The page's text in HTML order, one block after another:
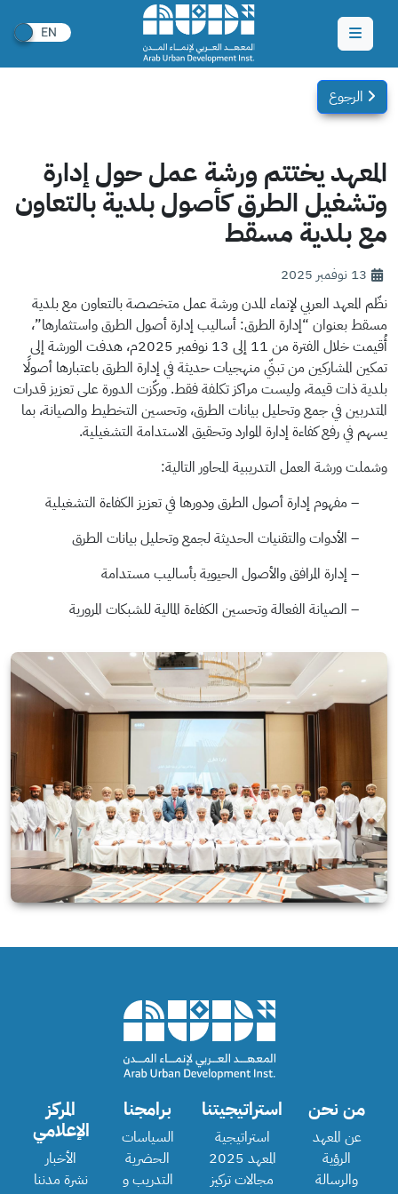
الرجوع
المعهد يختتم ورشة عمل حول إدارة
وتشغيل الطرق كأصول بلدية بالتعاون
مع بلدية مسقط
13 نوفمبر 2025
نظّم المعهد العربي لإنماء المدن ورشة عمل متخصصة بالتعاون مع بلدية
مسقط بعنوان “إدارة الطرق: أساليب إدارة أصول الطرق واستثمارها”،
أُقيمت خلال الفترة من 11 إلى 13 نوفمبر 2025م، هدفت الورشة إلى
تمكين المشاركين من تبنّي منهجيات حديثة في إدارة الطرق باعتبارها أصولًا
بلدية ذات قيمة، وليست مراكز تكلفة فقط. وركّزت الدورة على تعزيز قدرات
المتدربين في جمع وتحليل بيانات الطرق، وتحسين التخطيط والصيانة، بما
يسهم في رفع كفاءة إدارة الموارد وتحقيق الاستدامة التشغيلية.
وشملت ورشة العمل التدريبية المحاور التالية:
– مفهوم إدارة أصول الطرق ودورها في تعزيز الكفاءة التشغيلية
– الأدوات والتقنيات الحديثة لجمع وتحليل بيانات الطرق
– إدارة المرافق والأصول الحيوية بأساليب مستدامة
– الصيانة الفعالة وتحسين الكفاءة المالية للشبكات المرورية
من نحن
عن المعهد
الرؤية
والرسالة
استراتيجيتنا
استراتيجية
المعهد 2025
مجالات تركيز
برامجنا
السياسات
الحضرية
التدريب و
المركز
الإعلامي
الأخبار
نشرة مدننا